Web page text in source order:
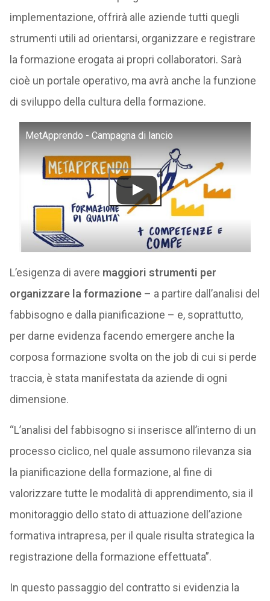
implementazione, offrirà alle aziende tutti quegli
strumenti utili ad orientarsi, organizzare e registrare
la formazione erogata ai propri collaboratori. Sarà
cioè un portale operativo, ma avrà anche la funzione
di sviluppo della cultura della formazione.
MetApprendo - Campagna di lancio
L’esigenza di avere maggiori strumenti per
organizzare la formazione– a partire dall’analisi del
fabbisogno e dalla pianificazione – e, soprattutto,
per darne evidenza facendo emergere anche la
corposa formazione svolta on the job di cui si perde
traccia, è stata manifestata da aziende di ogni
dimensione.
“L’analisi del fabbisogno si inserisce all’interno di un
processo ciclico, nel quale assumono rilevanza sia
la pianificazione della formazione, al fine di
valorizzare tutte le modalità di apprendimento, sia il
monitoraggio dello stato di attuazione dell’azione
formativa intrapresa, per il quale risulta strategica la
registrazione della formazione effettuata”.
In questo passaggio del contratto si evidenzia la